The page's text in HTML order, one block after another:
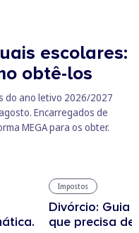
escolares:
obtê-los
do ano letivo 2026/2027
Encarregados de
MEGA para os obter.
Impostos
Divórcio: Guia
que precisa de